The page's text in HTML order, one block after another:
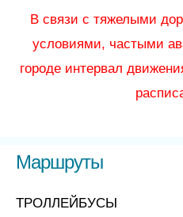
В связи с тяжелыми
условиями, частыми
городе интервал
Маршруты
ТРОЛЛЕЙБУСЫ